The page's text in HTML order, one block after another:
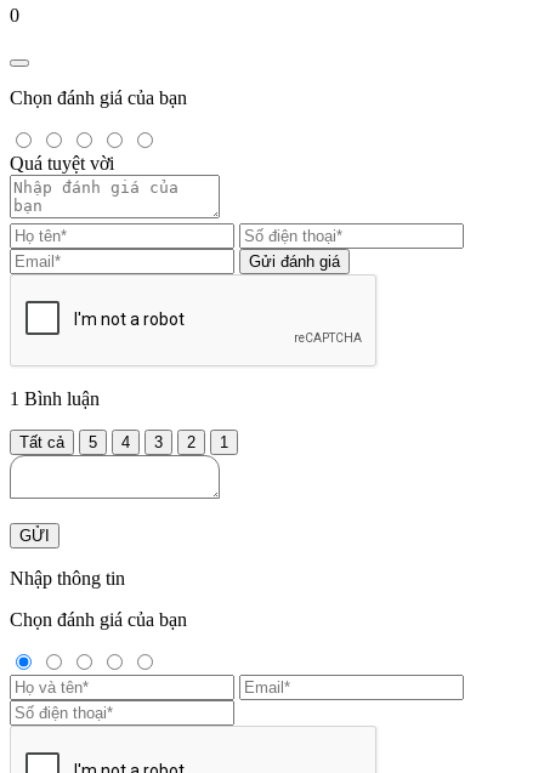
0
Chọn đánh giá của bạn
Quá tuyệt vời
Gửi đánh giá
1 Bình luận
Tất cả 5 4 3 2 1
GỬI
Nhập thông tin
Chọn đánh giá của bạn